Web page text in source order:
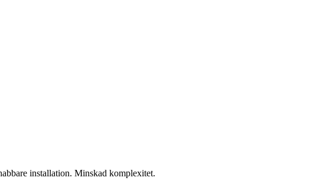
installation. Minskad komplexitet.